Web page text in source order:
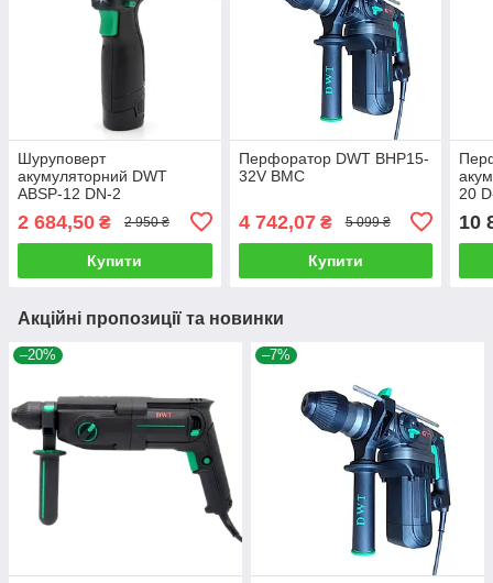
Шуруповерт
акумуляторний DWT
ABSP-12 DN-2
(безщітковий, АКБ 12 В/2
Ач, зарядне)
2 684,50 ₴ 2 950 ₴
Купити
Перфоратор DWT BHP15-
32V BMC
4 742,07₴ 5 099 ₴
Купити
20
10
Акційні пропозиції та новинки
–20% –7%